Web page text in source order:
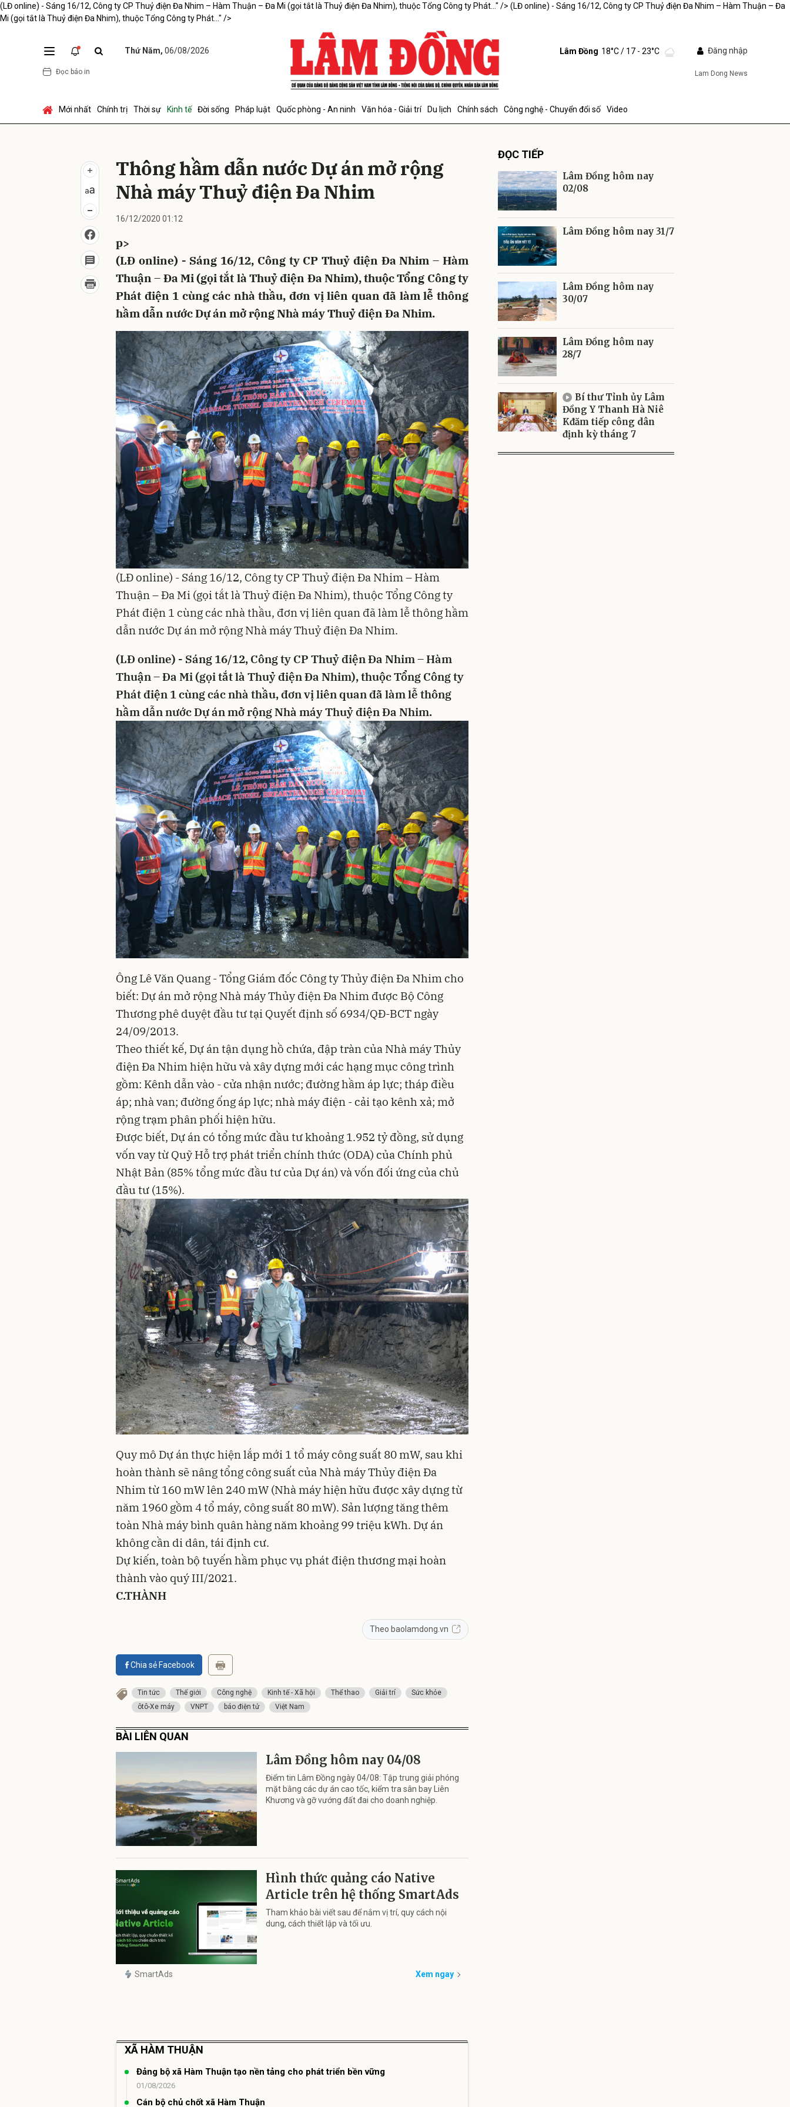
(LĐ online) - Sáng 16/12, Công ty CP Thuỷ điện Đa Nhim – Hàm Thuận – Đa Mi (gọi tắt là Thuỷ điện Đa Nhim), thuộc Tổng Công ty Phát..." /> (LĐ online) - Sáng 16/12, Công ty CP Thuỷ điện Đa Nhim – Hàm Thuận – Đa
Mi (gọi tắt là Thuỷ điện Đa Nhim), thuộc Tổng Công ty Phát..." />
Thứ Năm, 06/08/2026
Đọc báo in
Lâm Đồng 18°C/ 17 - 23°C Đăng nhập
Lam Dong News
Mới nhất Chính trị Thời sự Kinh tế Đời sống Pháp luật Quốc phòng - An ninh Văn hóa - Giải trí Du lịch Chính sách Công nghệ - Chuyển đổi số Video
Thông hầm dẫn nước Dự án mở rộng
Nhà máy Thuỷ điện Đa Nhim
16/12/2020 01:12
p>
(LĐ online) - Sáng 16/12, Công ty CP Thuỷ điện Đa Nhim – Hàm
Thuận – Đa Mi (gọi tắt là Thuỷ điện Đa Nhim), thuộc Tổng Công ty
Phát điện 1 cùng các nhà thầu, đơn vị liên quan đã làm lễ thông
hầm dẫn nước Dự án mở rộng Nhà máy Thuỷ điện Đa Nhim.
(LĐ online) - Sáng 16/12, Công ty CP Thuỷ điện Đa Nhim – Hàm
Thuận – Đa Mi (gọi tắt là Thuỷ điện Đa Nhim), thuộc Tổng Công ty
Phát điện 1 cùng các nhà thầu, đơn vị liên quan đã làm lễ thông hầm
dẫn nước Dự án mở rộng Nhà máy Thuỷ điện Đa Nhim.
(LĐ online) - Sáng 16/12, Công ty CP Thuỷ điện Đa Nhim – Hàm
Thuận – Đa Mi (gọi tắt là Thuỷ điện Đa Nhim), thuộc Tổng Công ty
Phát điện 1 cùng các nhà thầu, đơn vị liên quan đã làm lễ thông
hầm dẫn nước Dự án mở rộng Nhà máy Thuỷ điện Đa Nhim.
Ông Lê Văn Quang - Tổng Giám đốc Công ty Thủy điện Đa Nhim cho
biết: Dự án mở rộng Nhà máy Thủy điện Đa Nhim được Bộ Công
Thương phê duyệt đầu tư tại Quyết định số 6934/QĐ-BCT ngày
24/09/2013.
Theo thiết kế, Dự án tận dụng hồ chứa, đập tràn của Nhà máy Thủy
điện Đa Nhim hiện hữu và xây dựng mới các hạng mục công trình
gồm: Kênh dẫn vào - cửa nhận nước; đường hầm áp lực; tháp điều
áp; nhà van; đường ống áp lực; nhà máy điện - cải tạo kênh xả; mở
rộng trạm phân phối hiện hữu.
Được biết, Dự án có tổng mức đầu tư khoảng 1.952 tỷ đồng, sử dụng
vốn vay từ Quỹ Hỗ trợ phát triển chính thức (ODA) của Chính phủ
Nhật Bản (85% tổng mức đầu tư của Dự án) và vốn đối ứng của chủ
đầu tư (15%).
Quy mô Dự án thực hiện lắp mới 1 tổ máy công suất 80 mW, sau khi
hoàn thành sẽ nâng tổng công suất của Nhà máy Thủy điện Đa
Nhim từ 160 mW lên 240 mW (Nhà máy hiện hữu được xây dựng từ
năm 1960 gồm 4 tổ máy, công suất 80 mW). Sản lượng tăng thêm
toàn Nhà máy bình quân hàng năm khoảng 99 triệu kWh. Dự án
không cần di dân, tái định cư.
Dự kiến, toàn bộ tuyến hầm phục vụ phát điện thương mại hoàn
thành vào quý III/2021.
C.THÀNH
Theo baolamdong.vn
Chia sẻ Facebook
Tin tức Thế giới Công nghệ Kinh tế - Xã hội Thể thao Giải trí
Sức khỏe
ôtô-Xe máy
VNPT báo điện tử Việt Nam
BÀI LIÊN QUAN
Lâm Đồng hôm nay 04/08
Điểm tin Lâm Đồng ngày 04/08: Tập trung giải phóng
mặt bằng các dự án cao tốc, kiểm tra sân bay Liên
Khương và gỡ vướng đất đai cho doanh nghiệp.
Hình thức quảng cáo Native
Article trên hệ thống SmartAds
Tham khảo bài viết sau để nắm vị trí, quy cách nội
dung, cách thiết lập và tối ưu.
SmartAds Xem ngay
XÃ HÀM THUẬN
Đảng bộ xã Hàm Thuận tạo nền tảng cho phát triển bền vững
01/08/2026
Cán bộ chủ chốt xã Hàm Thuận
ĐỌC TIẾP
Lâm Đồng hôm nay
02/08
Lâm Đồng hôm nay 31/7
Lâm Đồng hôm nay
30/07
Lâm Đồng hôm nay
28/7
Bí thư Tỉnh ủy Lâm
Đồng Y Thanh Hà Niê
Kđăm tiếp công dân
định kỳ tháng 7
Gửi bình luận
Gửi